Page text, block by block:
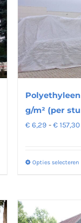
g/m² (per
€ 6,29 - € 157,30
Opties selecteren